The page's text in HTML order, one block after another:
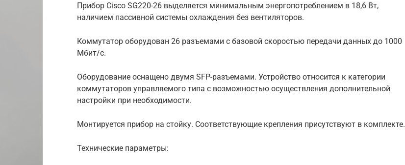
Прибор Cisco SG220-26 выделяется минимальным энергопотреблением в 18,6 Вт,
наличием пассивной системы охлаждения без вентиляторов.
Коммутатор оборудован 26 разъемами с базовой скоростью передачи данных до 1000
Мбит/с.
Оборудование оснащено двумя SFP-разъемами. Устройство относится к категории
коммутаторов управляемого типа с возможностью осуществления дополнительной
настройки при необходимости.
Монтируется прибор на стойку. Соответствующие крепления присутствуют в комплекте.
Технические параметры: